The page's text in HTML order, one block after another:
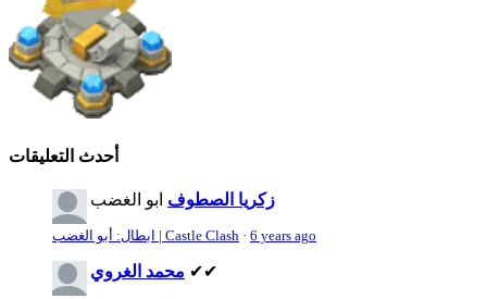
أحدث التعليقات
زكريا الصطوف ابو الغضب
ابطال: أبو الغضب | Castle Clash · 6 years ago
محمد الغروي ✔✔